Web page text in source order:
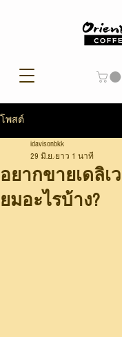
โพสต์
อยากขายเดลิเ
ยมอะไรบ้าง?
idavisonbkk
29 มิ.ย. ยาว 1 นาที